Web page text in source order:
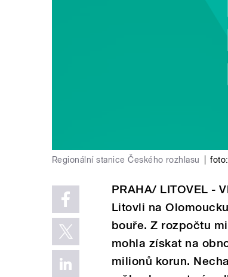
Regionální stanice Českého rozhlasu foto:
PRAHA/ LITOVEL -
Litovli na
bouře. Z rozpočtu
mohla získat na
milionů korun.